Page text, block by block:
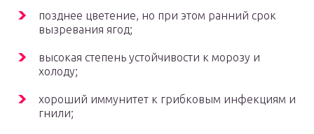
позднее цветение, но при этом ранний срок
вызревания ягод;
высокая степень устойчивости к морозу и
холоду;
хороший иммунитет к грибковым инфекциям и
гнили;